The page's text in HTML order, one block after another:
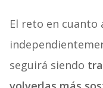
El reto en cuanto
seguirá siendo